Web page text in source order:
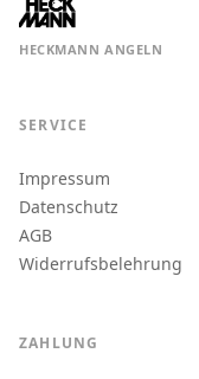
HECKMANN ANGELN
SERVICE
Impressum
Datenschutz
AGB
Widerrufsbelehrung
ZAHLUNG